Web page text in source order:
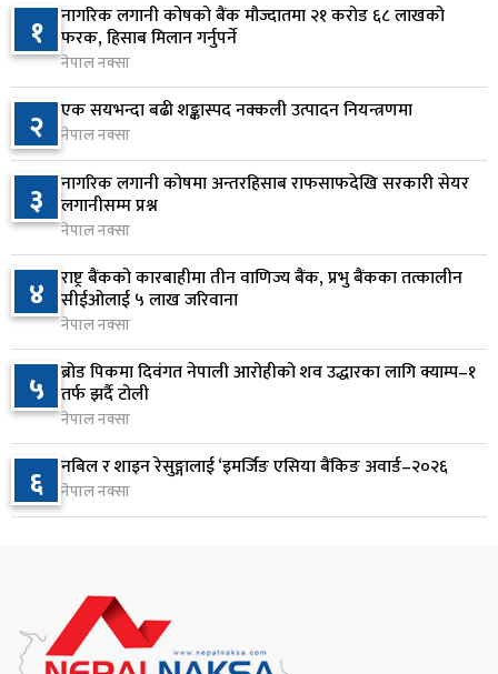
६
प्रतिनिधिसभा बैठक बस्दै , पाँच विधेयक र प्रतिवेदन
प्रस्तुत हुने
१ दिन अघि
७
आज बस्ने भनिएको राष्ट्रिय सभाको बैठक बुधबारका लागि
सर्‍यो
१ दिन अघि
८
वीरगञ्जमा ट्यांकरको सिल खोलेर तेल निकाल्ने सात जना
रंगेहात पक्राउ
१ दिन अघि
९
जन्मसिद्ध नागरिकता कडा बनाउने ट्रम्पको नयाँ प्रयास, दुई
कार्यकारी आदेश जारी
१ दिन अघि
१० राप्रपाको निर्णय: बागमती प्रदेश सरकारमा सहभागी नहुने
१ दिन अघि
१ नागरिक लगानी कोषको बैंक मौज्दातमा २१ करोड ६८ लाखको
फरक, हिसाब मिलान गर्नुपर्ने
नेपाल नक्सा
२ एक सयभन्दा बढी शङ्कास्पद नक्कली उत्पादन नियन्त्रणमा
नेपाल नक्सा
३ नागरिक लगानी कोषमा अन्तरहिसाब राफसाफदेखि सरकारी सेयर
लगानीसम्म प्रश्न
नेपाल नक्सा
४ राष्ट्र बैंकको कारबाहीमा तीन वाणिज्य बैंक, प्रभु बैंकका तत्कालीन
सीईओलाई ५ लाख जरिवाना
नेपाल नक्सा
५ ब्रोड पिकमा दिवंगत नेपाली आरोहीको शव उद्धारका लागि क्याम्प–१
तर्फ झर्दै टोली
नेपाल नक्सा
६ नबिल र शाइन रेसुङ्गालाई ‘इमर्जिङ एसिया बैंकिङ अवार्ड–२०२६
नेपाल नक्सा